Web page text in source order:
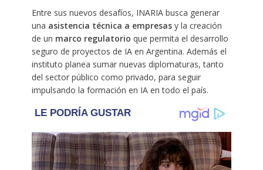
Entre sus nuevos desafíos, INARIA busca generar
una asistencia técnica a empresas y la creación
de un marco regulatorio que permita el desarrollo
seguro de proyectos de IA en Argentina. Además el
instituto planea sumar nuevas diplomaturas, tanto
del sector público como privado, para seguir
impulsando la formación en IA en todo el país.